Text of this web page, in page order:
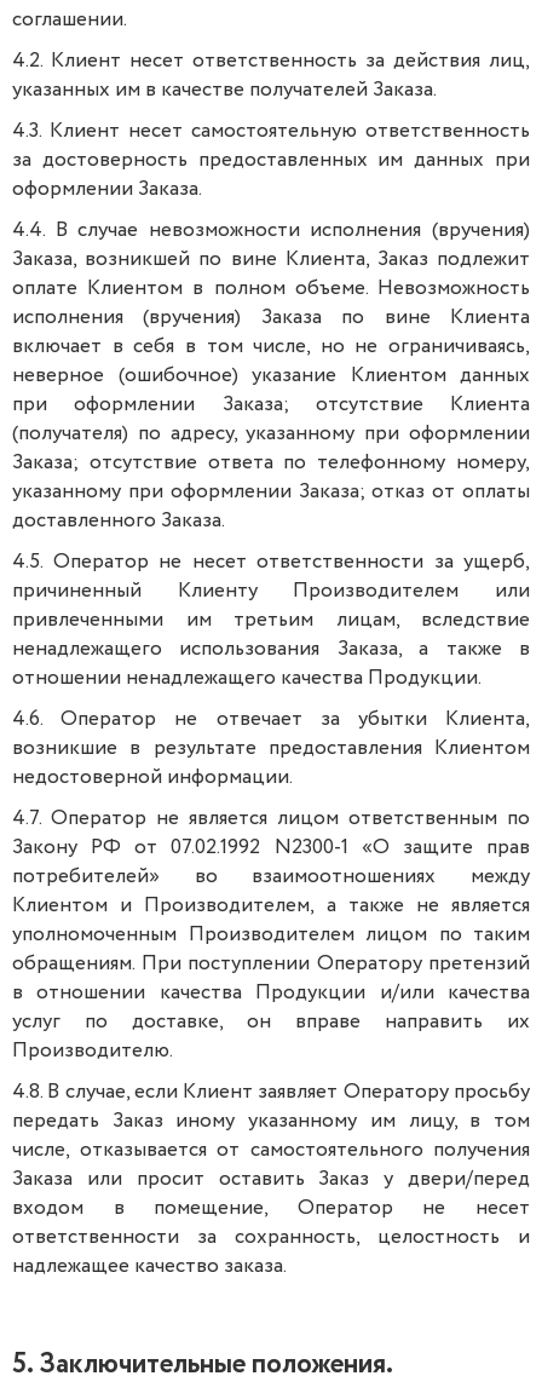
соглашении.
4.2. Клиент несет ответственность за действия лиц,
указанных им в качестве получателей Заказа.
4.3. Клиент несет самостоятельную ответственность
за достоверность предоставленных им данных при
оформлении Заказа.
4.4. В случае невозможности исполнения (вручения)
Заказа, возникшей по вине Клиента, Заказ подлежит
оплате Клиентом в полном объеме. Невозможность
исполнения (вручения) Заказа по вине Клиента
включает в себя в том числе, но не ограничиваясь,
неверное (ошибочное) указание Клиентом данных
при оформлении Заказа; отсутствие Клиента
(получателя) по адресу, указанному при оформлении
Заказа; отсутствие ответа по телефонному номеру,
указанному при оформлении Заказа; отказ от оплаты
доставленного Заказа.
4.5. Оператор не несет ответственности за ущерб,
причиненный Клиенту Производителем или
привлеченными им третьим лицам, вследствие
ненадлежащего использования Заказа, а также в
отношении ненадлежащего качества Продукции.
4.6. Оператор не отвечает за убытки Клиента,
возникшие в результате предоставления Клиентом
недостоверной информации.
4.7. Оператор не является лицом ответственным по
Закону РФ от 07.02.1992 N2300-1 «О защите прав
потребителей» во взаимоотношениях между
Клиентом и Производителем, а также не является
уполномоченным Производителем лицом по таким
обращениям. При поступлении Оператору претензий
в отношении качества Продукции и/или качества
услуг по доставке, он вправе направить их
Производителю.
4.8. В случае, если Клиент заявляет Оператору просьбу
передать Заказ иному указанному им лицу, в том
числе, отказывается от самостоятельного получения
Заказа или просит оставить Заказ у двери/перед
входом в помещение, Оператор не несет
ответственности за сохранность, целостность и
надлежащее качество заказа.
5. Заключительные положения.